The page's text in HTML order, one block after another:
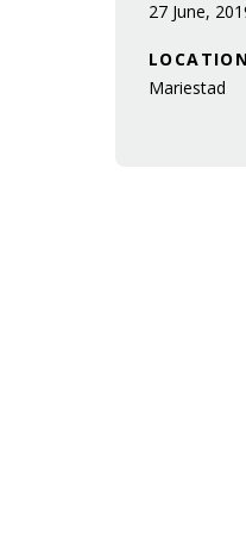
27 June,
LOCATION
Mariestad